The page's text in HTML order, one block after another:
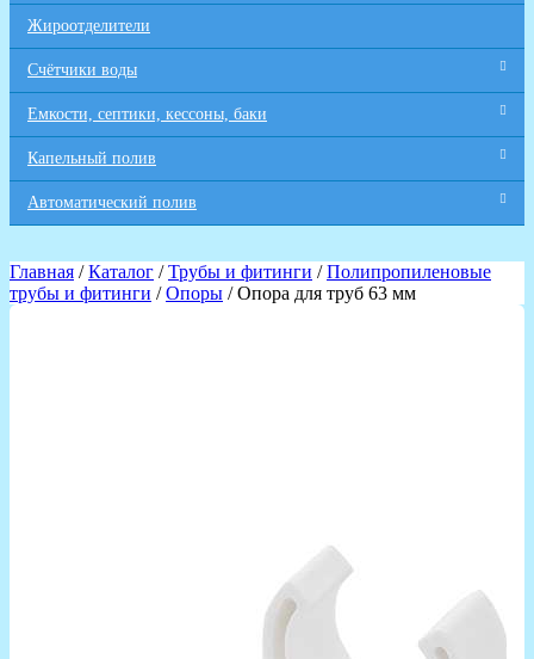
Жироотделители
Счётчики воды
Емкости, септики, кессоны, баки
Капельный полив
Автоматический полив
Главная /Каталог /Трубы и фитинги /Полипропиленовые
трубы и фитинги /Опоры / Опора для труб 63 мм